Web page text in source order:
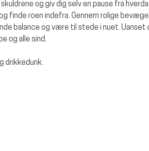
og giv dig selv en pause fra
finde roen indefra. Gennem rolige
balance og være til stede i nuet. Uanset
og alle sind.
drikkedunk.